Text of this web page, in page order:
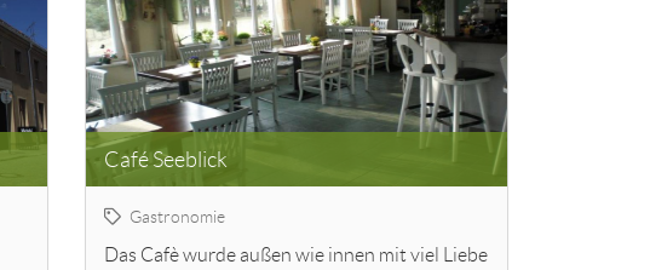
Café Seeblick
Gastronomie
Das Cafè wurde außen wie innen mit viel Liebe